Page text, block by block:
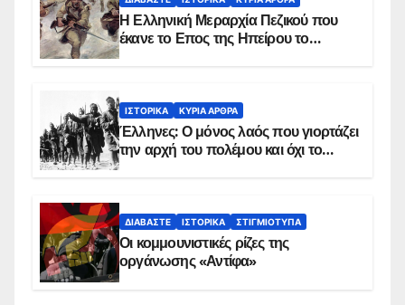
Η Ελληνική Μεραρχία Πεζικού που
έκανε το Επος της Ηπείρου το
ΙΣΤΟΡΙΚΆ ΚΥΡΙΑ ΑΡΘΡΑ
Έλληνες: Ο μόνος λαός που γιορτάζει
την αρχή του πολέμου και όχι το
ΔΙΑΒΆΣΤΕ ΙΣΤΟΡΙΚΆ ΣΤΙΓΜΙΌΤΥΠΑ
Οι κομμουνιστικές ρίζες της
οργάνωσης «Αντίφα»